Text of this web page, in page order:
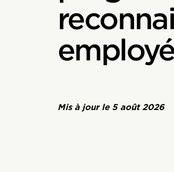
Mis à jour le 5 août 2026